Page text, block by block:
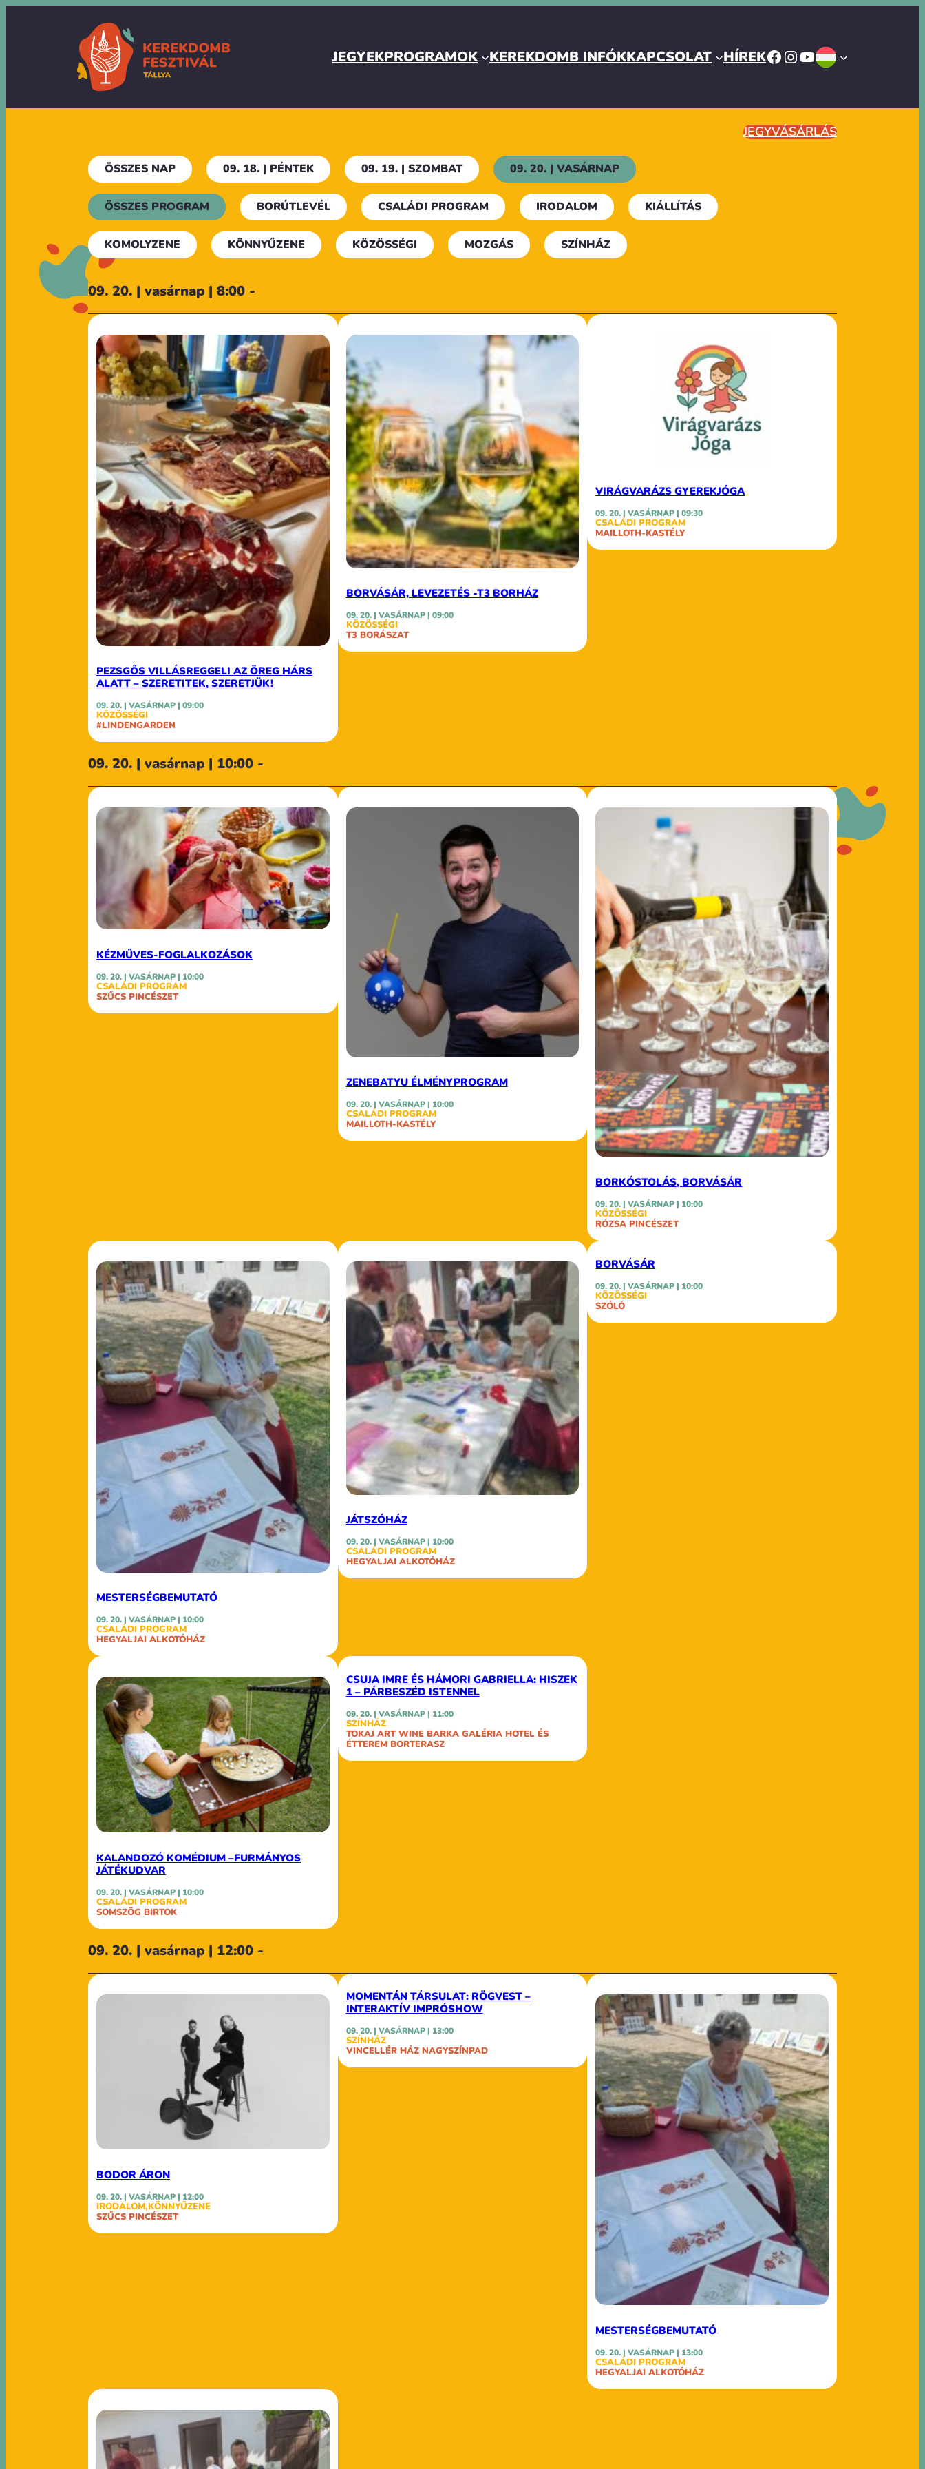
JEGYEKPROGRAMOK KEREKDOMB INFÓKKAPCSOLAT HÍREKFACEBOOK
INSTAGRAM
YOUTUBE
JEGYVÁSÁRLÁS
ÖSSZES NAP 09. 18. | PÉNTEK 09. 19. | SZOMBAT 09. 20. | VASÁRNAP
ÖSSZES PROGRAM BORÚTLEVÉL CSALÁDI PROGRAM IRODALOM KIÁLLÍTÁS
KOMOLYZENE KÖNNYŰZENE KÖZÖSSÉGI MOZGÁS SZÍNHÁZ
09. 20. | vasárnap | 8:00 -
PEZSGŐS VILLÁSREGGELI AZ ÖREG HÁRS
ALATT – SZERETITEK, SZERETJÜK!
09. 20. | VASÁRNAP | 09:00
KÖZÖSSÉGI
#LINDENGARDEN
BORVÁSÁR, LEVEZETÉS -T3 BORHÁZ
09. 20. | VASÁRNAP | 09:00
KÖZÖSSÉGI
T3 BORÁSZAT
VIRÁGVARÁZS GYEREKJÓGA
09. 20. | VASÁRNAP | 09:30
CSALÁDI PROGRAM
MAILLOTH-KASTÉLY
09. 20. | vasárnap | 10:00 -
KÉZMŰVES-FOGLALKOZÁSOK
09. 20. | VASÁRNAP | 10:00
CSALÁDI PROGRAM
SZŰCS PINCÉSZET
ZENEBATYU ÉLMÉNYPROGRAM
09. 20. | VASÁRNAP | 10:00
CSALÁDI PROGRAM
MAILLOTH-KASTÉLY
BORKÓSTOLÁS, BORVÁSÁR
09. 20. | VASÁRNAP | 10:00
KÖZÖSSÉGI
RÓZSA PINCÉSZET
MESTERSÉGBEMUTATÓ
09. 20. | VASÁRNAP | 10:00
CSALÁDI PROGRAM
HEGYALJAI ALKOTÓHÁZ
JÁTSZÓHÁZ
09. 20. | VASÁRNAP | 10:00
CSALÁDI PROGRAM
HEGYALJAI ALKOTÓHÁZ
BORVÁSÁR
09. 20. | VASÁRNAP | 10:00
KÖZÖSSÉGI
SZÓLÓ
KALANDOZÓ KOMÉDIUM –FURMÁNYOS
JÁTÉKUDVAR
09. 20. | VASÁRNAP | 10:00
CSALÁDI PROGRAM
SOMSZÖG BIRTOK
CSUJA IMRE ÉS HÁMORI GABRIELLA: HISZEK
1 – PÁRBESZÉD ISTENNEL
09. 20. | VASÁRNAP | 11:00
SZÍNHÁZ
TOKAJ ART WINE BARKA GALÉRIA HOTEL ÉS
ÉTTEREM BORTERASZ
09. 20. | vasárnap | 12:00 -
BODOR ÁRON
09. 20. | VASÁRNAP | 12:00
IRODALOM,KÖNNYŰZENE
SZŰCS PINCÉSZET
MOMENTÁN TÁRSULAT: RÖGVEST –
INTERAKTÍV IMPRÓSHOW
09. 20. | VASÁRNAP | 13:00
SZÍNHÁZ
VINCELLÉR HÁZ NAGYSZÍNPAD
MESTERSÉGBEMUTATÓ
09. 20. | VASÁRNAP | 13:00
CSALÁDI PROGRAM
HEGYALJAI ALKOTÓHÁZ